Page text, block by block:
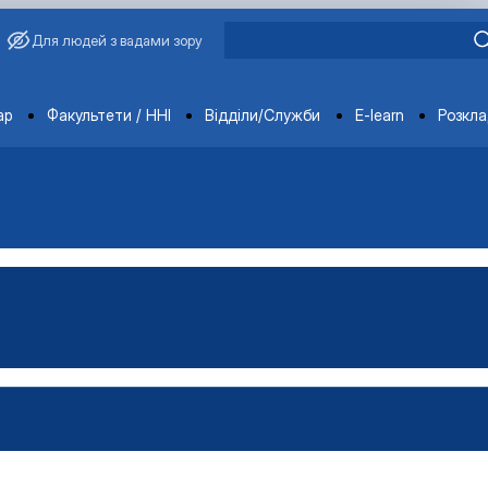
Для людей з вадами зору
Факультети / ННІ Відділи/Служби E-learn
продукц…